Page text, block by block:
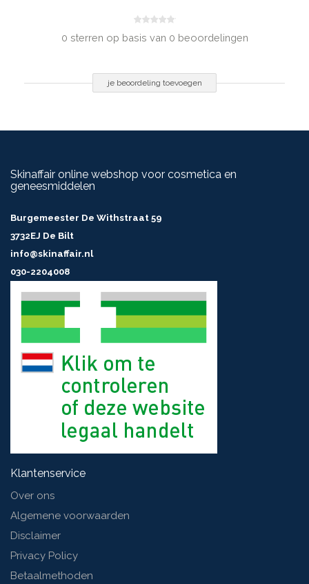
0 sterren op basis van 0 beoordelingen
je beoordeling toevoegen
Skinaffair online webshop voor cosmetica en
geneesmiddelen
Burgemeester De Withstraat 59
3732EJ De Bilt
info@skinaffair.nl
030-2204008
Klantenservice
Over ons
Algemene voorwaarden
Disclaimer
Privacy Policy
Betaalmethoden